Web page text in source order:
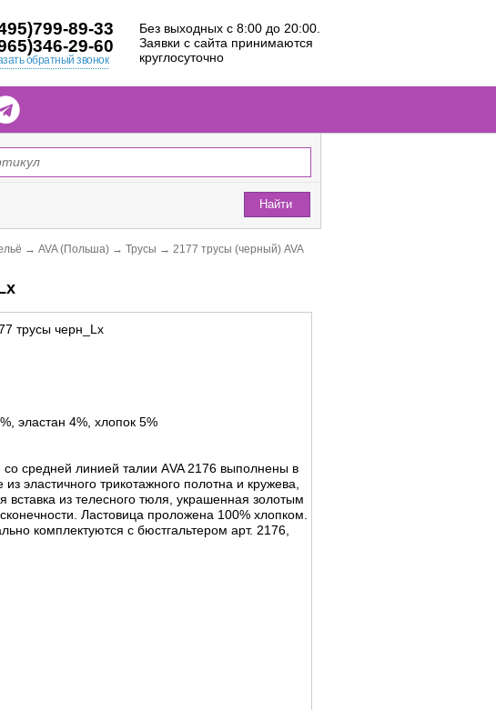
89-33
29-60
обратный звонок
Без выходных с 8:00 до 20:00.
Заявки с сайта принимаются
круглосуточно
Найти
→ AVA (Польша) → Трусы → 2177 трусы (черный) AVA
трусы черн_Lx
эластан 4%, хлопок 5%
со средней линией талии АVA 2176 выполнены в
эластичного трикотажного полотна и кружева,
вставка из телесного тюля, украшенная золотым
Ластовица проложена 100% хлопком.
комплектуются с бюстгальтером арт. 2176,